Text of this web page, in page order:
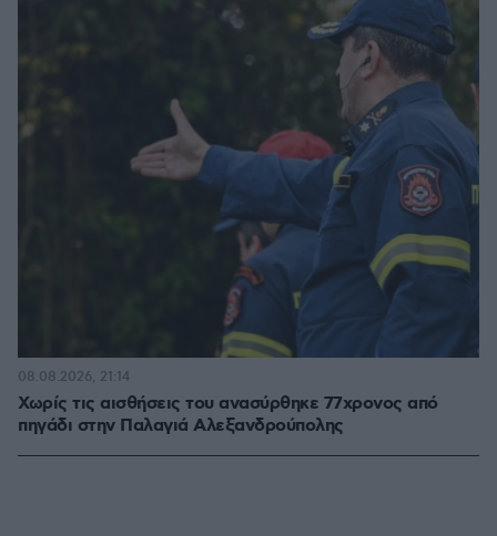
Χωρίς τις αισθήσεις του ανασύρθηκε 77χρονος από
πηγάδι στην Παλαγιά Αλεξανδρούπολης
08.08.2026, 21:14